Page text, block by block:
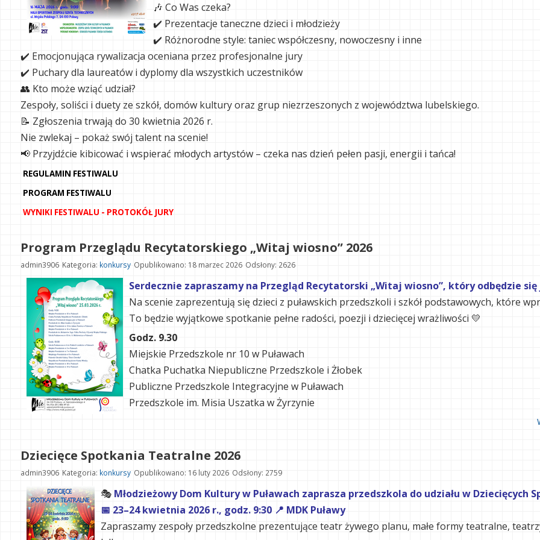
🎶 Co Was czeka?
✔️ Prezentacje taneczne dzieci i młodzieży
✔️ Różnorodne style: taniec współczesny, nowoczesny i inne
✔️ Emocjonująca rywalizacja oceniana przez profesjonalne jury
✔️ Puchary dla laureatów i dyplomy dla wszystkich uczestników
👥 Kto może wziąć udział?
Zespoły, soliści i duety ze szkół, domów kultury oraz grup niezrzeszonych z województwa lubelskiego.
📝 Zgłoszenia trwają do 30 kwietnia 2026 r.
Nie zwlekaj – pokaż swój talent na scenie!
📢 Przyjdźcie kibicować i wspierać młodych artystów – czeka nas dzień pełen pasji, energii i tańca!
REGULAMIN FESTIWALU
PROGRAM FESTIWALU
WYNIKI FESTIWALU - PROTOKÓŁ JURY
Program Przeglądu Recytatorskiego „Witaj wiosno” 2026
admin3906 Kategoria: konkursy Opublikowano: 18 marzec 2026 Odsłony: 2626
Serdecznie zapraszamy na Przegląd Recytatorski „Witaj wiosno”, który odbędzie się
Na scenie zaprezentują się dzieci z puławskich przedszkoli i szkół podstawowych, które
To będzie wyjątkowe spotkanie pełne radości, poezji i dziecięcej wrażliwości 💛
Godz. 9.30
Miejskie Przedszkole nr 10 w Puławach
Chatka Puchatka Niepubliczne Przedszkole i Żłobek
Publiczne Przedszkole Integracyjne w Puławach
Przedszkole im. Misia Uszatka w Żyrzynie
Dziecięce Spotkania Teatralne 2026
admin3906 Kategoria: konkursy Opublikowano: 16 luty 2026 Odsłony: 2759
🎭Młodzieżowy Dom Kultury w Puławach zaprasza przedszkola do udziału w Dziecięcych
📅 23–24 kwietnia 2026 r., godz. 9:30 📍 MDK Puławy
Zapraszamy zespoły przedszkolne prezentujące teatr żywego planu, małe formy teatralne,